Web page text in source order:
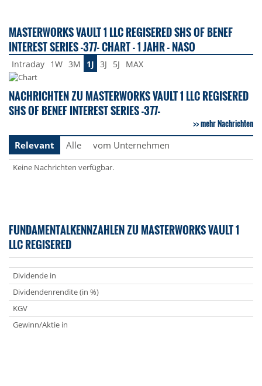
MASTERWORKS VAULT 1 LLC REGISERED SHS OF BENEF
INTEREST SERIES -377- CHART - 1 JAHR - NASO
Intraday 1W 3M 1J 3J 5J MAX
NACHRICHTEN ZU MASTERWORKS VAULT 1 LLC REGISERED
SHS OF BENEF INTEREST SERIES -377-
mehr Nachrichten
Relevant
Alle vom Unternehmen
Keine Nachrichten verfügbar.
FUNDAMENTALKENNZAHLEN ZU MASTERWORKS VAULT 1
LLC REGISERED
Dividende in
Dividendenrendite (in %)
KGV
Gewinn/Aktie in